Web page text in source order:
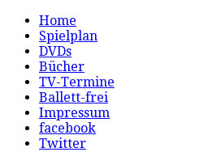
Home
Spielplan
DVDs
Bücher
TV-Termine
Ballett-frei
Impressum
facebook
Twitter